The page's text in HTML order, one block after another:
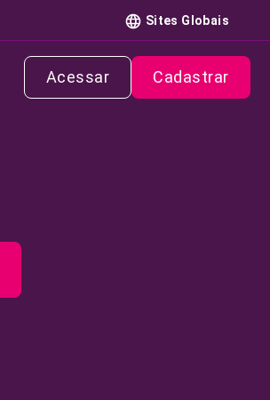
Sites Globais
Acessar Cadastrar